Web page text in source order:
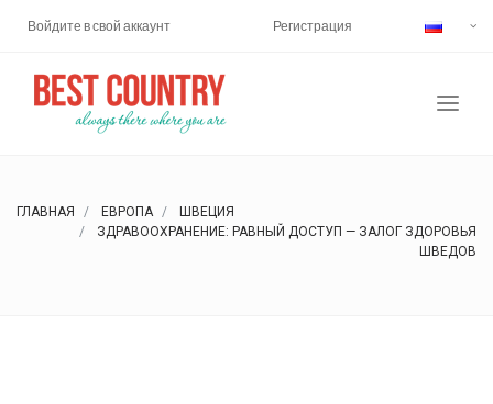
Войдите в свой аккаунт Регистрация
ГЛАВНАЯ ЕВРОПА
ШВЕЦИЯ
ЗДРАВООХРАНЕНИЕ: РАВНЫЙ ДОСТУП — ЗАЛОГ ЗДОРОВЬЯ
ШВЕДОВ